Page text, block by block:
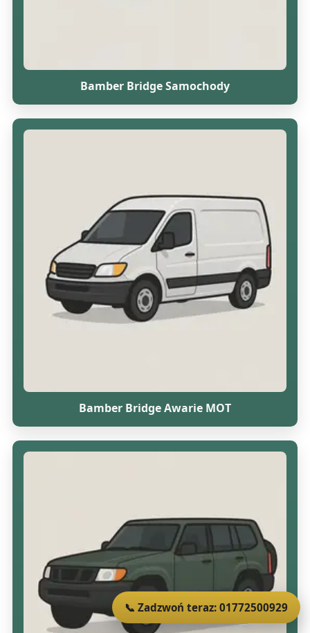
Bamber Bridge Samochody
Bamber Bridge Awarie MOT
📞 Zadzwoń teraz: 01772500929